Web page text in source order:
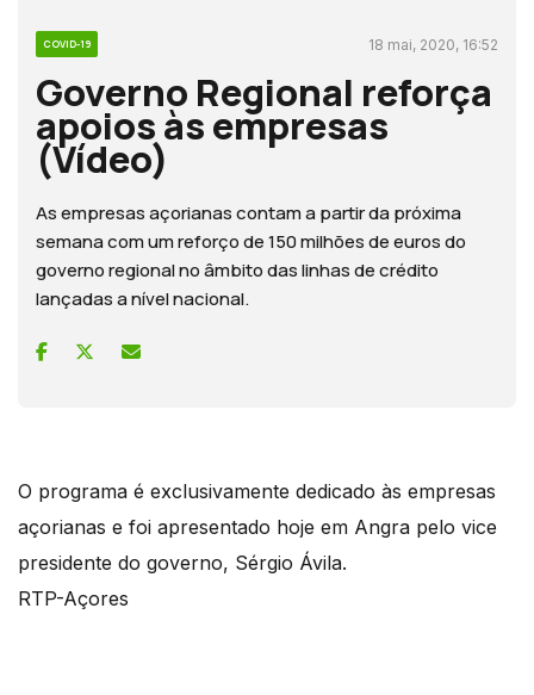
COVID-19 18 mai, 2020, 16:52
Governo Regional reforça
apoios às empresas
(Vídeo)
As empresas açorianas contam a partir da próxima
semana com um reforço de 150 milhões de euros do
governo regional no âmbito das linhas de crédito
lançadas a nível nacional.
O programa é exclusivamente dedicado às empresas
açorianas e foi apresentado hoje em Angra pelo vice
presidente do governo, Sérgio Ávila.
RTP-Açores